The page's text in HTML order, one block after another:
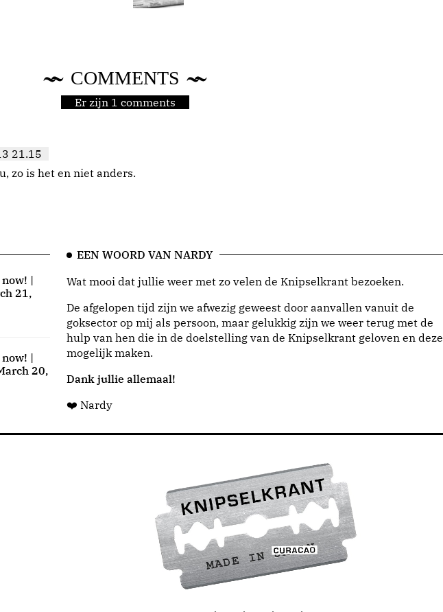
COMMENTS
Er zijn 1 comments
21.15
zo is het en niet anders.
|
21,
|
20,
EEN WOORD VAN NARDY
Wat mooi dat jullie weer met zo velen de Knipselkrant bezoeken.
De afgelopen tijd zijn we afwezig geweest door aanvallen vanuit de
goksector op mij als persoon, maar gelukkig zijn we weer terug met de
hulp van hen die in de doelstelling van de Knipselkrant geloven en deze
mogelijk maken.
Dank jullie allemaal!
❤️ Nardy